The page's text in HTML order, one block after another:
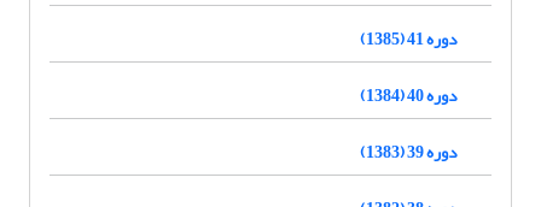
دوره 41 (1385)
دوره 40 (1384)
دوره 39 (1383)